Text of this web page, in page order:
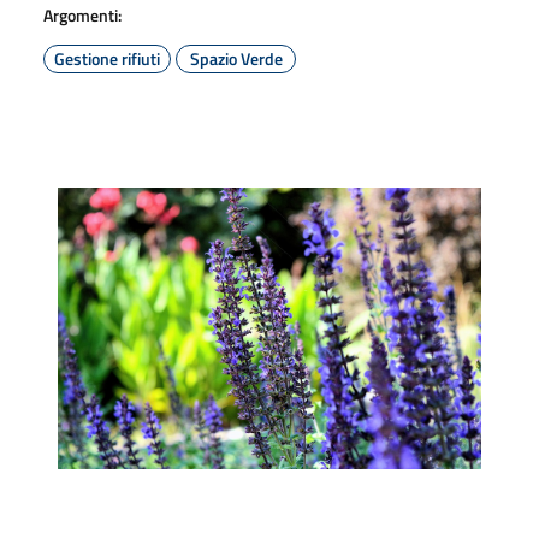
Argomenti:
Gestione rifiuti
Spazio Verde